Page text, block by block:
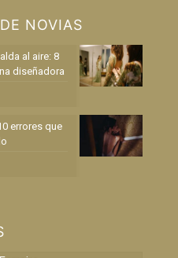
NOVIAS
al aire: 8
diseñadora
errores que